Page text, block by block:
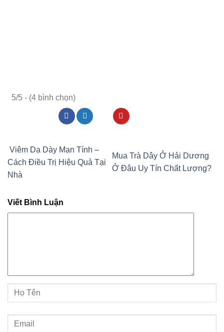
5/5 - (4 bình chọn)
Viêm Dạ Dày Mạn Tính –
Cách Điều Trị Hiệu Quả Tại
Nhà
Mua Trà Dây Ở Hải Dương
Ở Đâu Uy Tín Chất Lượng?
Viết Bình Luận